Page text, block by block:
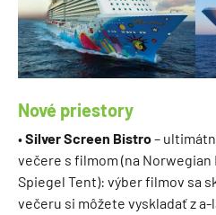
Nové priestory
•Silver Screen Bistro–
večere s filmom (na Norwegian
Spiegel Tent): výber filmov sa
večeru si môžete vyskladať z